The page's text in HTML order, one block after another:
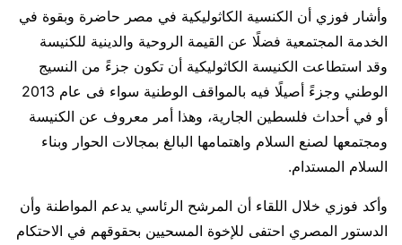
وأشار فوزي أن الكنسية الكاثوليكية في مصر حاضرة وبقوة في
الخدمة المجتمعية فضلًا عن القيمة الروحية والدينية للكنيسة
وقد استطاعت الكنيسة الكاثوليكية أن تكون جزءً من النسيج
الوطني وجزءً أصيلًا فيه بالمواقف الوطنية سواء فى عام 2013
أو في أحداث فلسطين الجارية، وهذا أمر معروف عن الكنيسة
ومجتمعها لصنع السلام واهتمامها البالغ بمجالات الحوار وبناء
السلام المستدام.
وأكد فوزي خلال اللقاء أن المرشح الرئاسي يدعم المواطنة وأن
الدستور المصري احتفى للإخوة المسحيين بحقوقهم في الاحتكام